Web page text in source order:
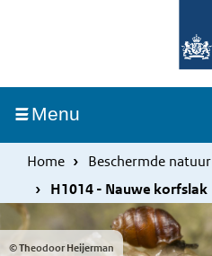
inhoud
gaan
MenuIngeklapt
Home Beschermde natuur
H1014 - Nauwe korfslak
© Theodoor Heijerman